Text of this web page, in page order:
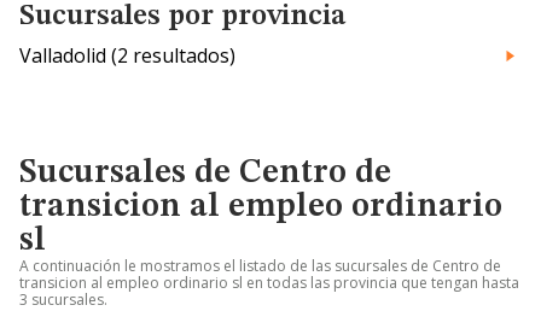
Sucursales por provincia
Valladolid (2 resultados)
Sucursales de Centro de
transicion al empleo ordinario
sl
A continuación le mostramos el listado de las sucursales de Centro de
transicion al empleo ordinario sl en todas las provincia que tengan hasta
3 sucursales.